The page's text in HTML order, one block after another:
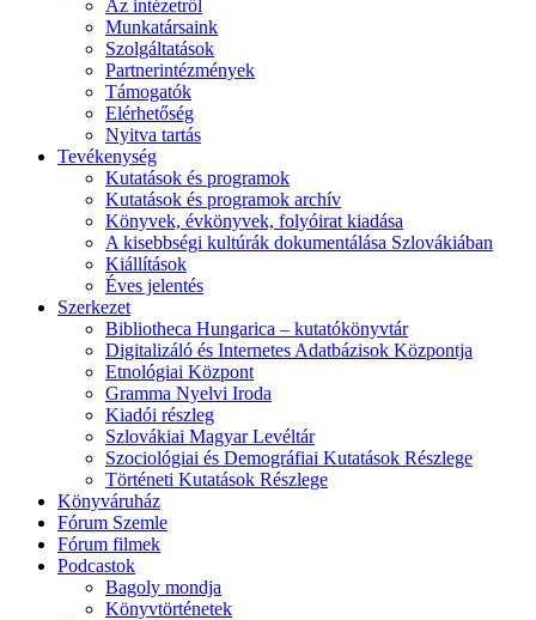
Az intézetről
Munkatársaink
Szolgáltatások
Partnerintézmények
Támogatók
Elérhetőség
Nyitva tartás
Tevékenység
Kutatások és programok
Kutatások és programok archív
Könyvek, évkönyvek, folyóirat kiadása
A kisebbségi kultúrák dokumentálása Szlovákiában
Kiállítások
Éves jelentés
Szerkezet
Bibliotheca Hungarica – kutatókönyvtár
Digitalizáló és Internetes Adatbázisok Központja
Etnológiai Központ
Gramma Nyelvi Iroda
Kiadói részleg
Szlovákiai Magyar Levéltár
Szociológiai és Demográfiai Kutatások Részlege
Történeti Kutatások Részlege
Könyváruház
Fórum Szemle
Fórum filmek
Podcastok
Bagoly mondja
Könyvtörténetek